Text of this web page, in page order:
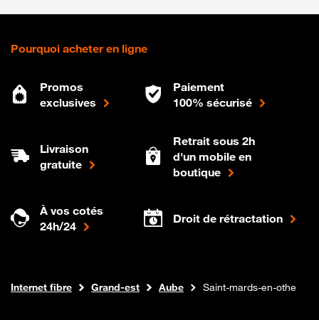
Pourquoi acheter en ligne
Promos
exclusives
Paiement
100% sécurisé
Livraison
gratuite
Retrait sous 2h
d'un mobile en
boutique
À vos cotés
24h/24
Droit de rétractation
Boutique Orange
Internet fibre Grand-est Aube Saint-mards-en-othe